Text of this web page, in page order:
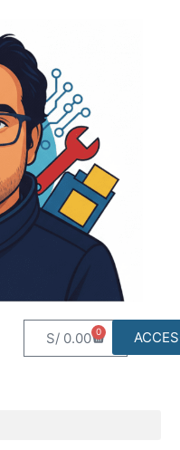
S/ 0.00 0